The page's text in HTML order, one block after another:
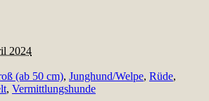
2024
(ab 50 cm), Junghund/Welpe, Rüde,
, Vermittlungshunde